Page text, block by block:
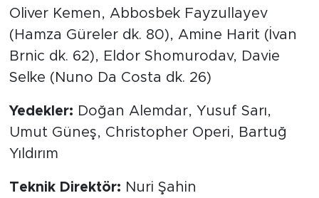
Oliver Kemen, Abbosbek Fayzullayev
(Hamza Güreler dk. 80), Amine Harit (İvan
Brnic dk. 62), Eldor Shomurodav, Davie
Selke (Nuno Da Costa dk. 26)
Yedekler: Doğan Alemdar, Yusuf Sarı,
Umut Güneş, Christopher Operi, Bartuğ
Yıldırım
Teknik Direktör: Nuri Şahin